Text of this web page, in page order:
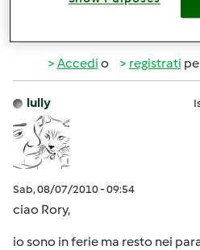
Accedi o registrati
lully
Sab, 08/07/2010 - 09:54
ciao Rory,
io sono in ferie ma resto nei